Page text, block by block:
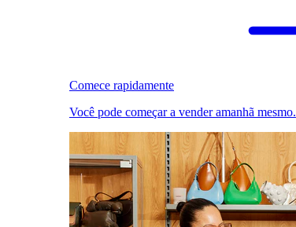
Comece rapidamente
Você pode começar a vender amanhã mesmo.